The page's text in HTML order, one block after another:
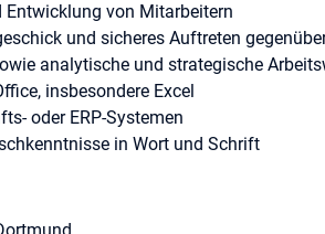
Entwicklung von Mitarbeitern
und sicheres Auftreten
analytische und strategische
insbesondere Excel
oder ERP-Systemen
in Wort und Schrift